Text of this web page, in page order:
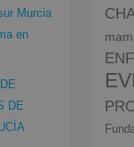
Murcia
en
DE